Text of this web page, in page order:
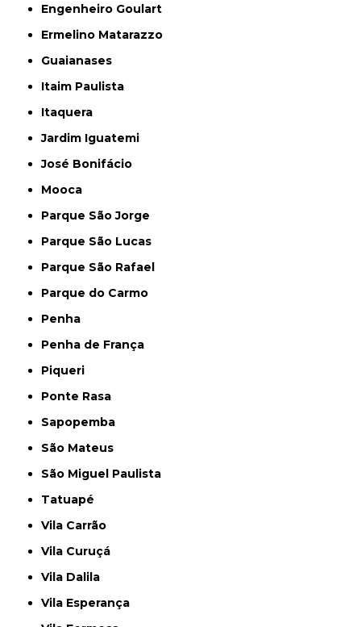
Engenheiro Goulart
Ermelino Matarazzo
Guaianases
Itaim Paulista
Itaquera
Jardim Iguatemi
José Bonifácio
Mooca
Parque São Jorge
Parque São Lucas
Parque São Rafael
Parque do Carmo
Penha
Penha de França
Piqueri
Ponte Rasa
Sapopemba
São Mateus
São Miguel Paulista
Tatuapé
Vila Carrão
Vila Curuçá
Vila Dalila
Vila Esperança